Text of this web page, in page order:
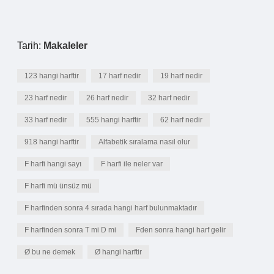
Tarih: Makaleler
123 hangi harftir 17 harf nedir 19 harf nedir
23 harf nedir 26 harf nedir 32 harf nedir
33 harf nedir 555 hangi harftir 62 harf nedir
918 hangi harftir Alfabetik sıralama nasıl olur
F harfi hangi sayı F harfi ile neler var
F harfi mü ünsüz mü
F harfinden sonra 4 sırada hangi harf bulunmaktadır
F harfinden sonra T mi D mi Fden sonra hangi harf gelir
Ø bu ne demek Ø hangi harftir